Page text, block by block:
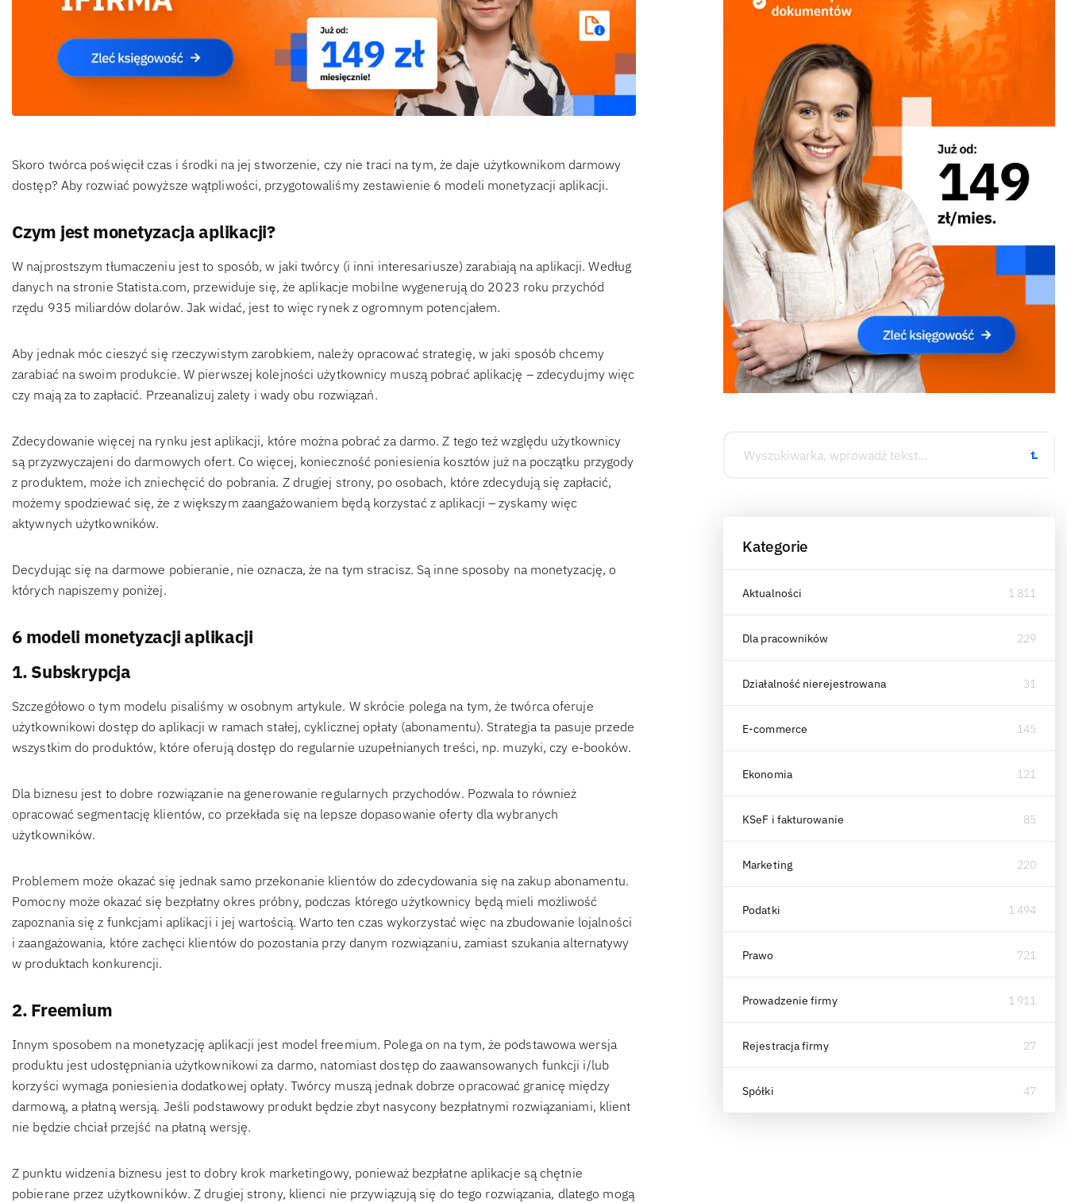
Skoro twórca poświęcił czas i środki na jej stworzenie, czy nie traci na tym, że daje użytkownikom darmowy
dostęp? Aby rozwiać powyższe wątpliwości, przygotowaliśmy zestawienie 6 modeli monetyzacji aplikacji.
Czym jest monetyzacja aplikacji?
W najprostszym tłumaczeniu jest to sposób, w jaki twórcy (i inni interesariusze) zarabiają na aplikacji. Według
danych na stronie Statista.com, przewiduje się, że aplikacje mobilne wygenerują do 2023 roku przychód
rzędu 935 miliardów dolarów. Jak widać, jest to więc rynek z ogromnym potencjałem.
Aby jednak móc cieszyć się rzeczywistym zarobkiem, należy opracować strategię, w jaki sposób chcemy
zarabiać na swoim produkcie. W pierwszej kolejności użytkownicy muszą pobrać aplikację – zdecydujmy więc
czy mają za to zapłacić. Przeanalizuj zalety i wady obu rozwiązań.
Zdecydowanie więcej na rynku jest aplikacji, które można pobrać za darmo. Z tego też względu użytkownicy
są przyzwyczajeni do darmowych ofert. Co więcej, konieczność poniesienia kosztów już na początku przygody
z produktem, może ich zniechęcić do pobrania. Z drugiej strony, po osobach, które zdecydują się zapłacić,
możemy spodziewać się, że z większym zaangażowaniem będą korzystać z aplikacji – zyskamy więc
aktywnych użytkowników.
Decydując się na darmowe pobieranie, nie oznacza, że na tym stracisz. Są inne sposoby na monetyzację, o
których napiszemy poniżej.
6 modeli monetyzacji aplikacji
1. Subskrypcja
Szczegółowo o tym modelu pisaliśmy w osobnym artykule. W skrócie polega na tym, że twórca oferuje
użytkownikowi dostęp do aplikacji w ramach stałej, cyklicznej opłaty (abonamentu). Strategia ta pasuje przede
wszystkim do produktów, które oferują dostęp do regularnie uzupełnianych treści, np. muzyki, czy e-booków.
Dla biznesu jest to dobre rozwiązanie na generowanie regularnych przychodów. Pozwala to również
opracować segmentację klientów, co przekłada się na lepsze dopasowanie oferty dla wybranych
użytkowników.
Problemem może okazać się jednak samo przekonanie klientów do zdecydowania się na zakup abonamentu.
Pomocny może okazać się bezpłatny okres próbny, podczas którego użytkownicy będą mieli możliwość
zapoznania się z funkcjami aplikacji i jej wartością. Warto ten czas wykorzystać więc na zbudowanie lojalności
i zaangażowania, które zachęci klientów do pozostania przy danym rozwiązaniu, zamiast szukania alternatywy
w produktach konkurencji.
2. Freemium
Innym sposobem na monetyzację aplikacji jest model freemium. Polega on na tym, że podstawowa wersja
produktu jest udostępniania użytkownikowi za darmo, natomiast dostęp do zaawansowanych funkcji i/lub
korzyści wymaga poniesienia dodatkowej opłaty. Twórcy muszą jednak dobrze opracować granicę między
darmową, a płatną wersją. Jeśli podstawowy produkt będzie zbyt nasycony bezpłatnymi rozwiązaniami, klient
nie będzie chciał przejść na płatną wersję.
Z punktu widzenia biznesu jest to dobry krok marketingowy, ponieważ bezpłatne aplikacje są chętnie
pobierane przez użytkowników. Z drugiej strony, klienci nie przywiązują się do tego rozwiązania, dlatego mogą
Kategorie
Aktualności 1 811
Dla pracowników 229
Działalność nierejestrowana 31
E-commerce 145
Ekonomia 121
KSeF i fakturowanie 85
Marketing 220
Podatki 1 494
Prawo 721
Prowadzenie firmy 1 911
Rejestracja firmy 27
Spółki 47